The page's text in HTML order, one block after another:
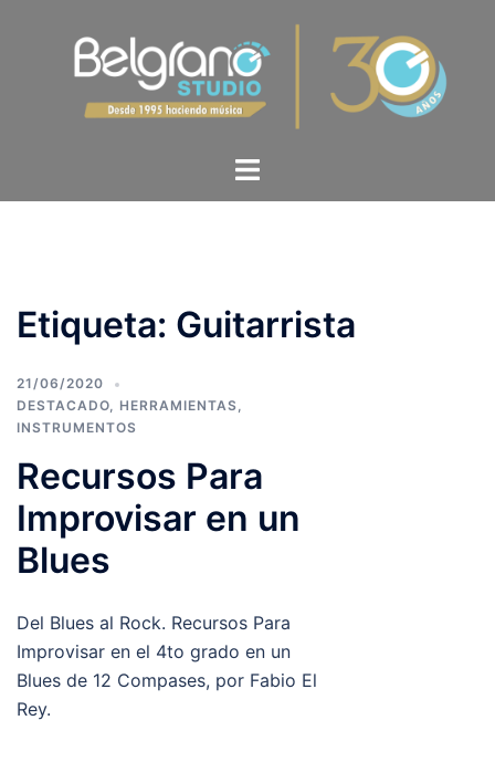
Etiqueta: Guitarrista
21/06/2020
DESTACADO, HERRAMIENTAS,
INSTRUMENTOS
Recursos Para
Improvisar en un
Blues
Del Blues al Rock. Recursos Para
Improvisar en el 4to grado en un
Blues de 12 Compases, por Fabio El
Rey.